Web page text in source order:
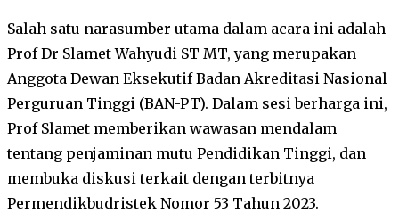
Salah satu narasumber utama dalam acara ini adalah
Prof Dr Slamet Wahyudi ST MT, yang merupakan
Anggota Dewan Eksekutif Badan Akreditasi Nasional
Perguruan Tinggi (BAN-PT). Dalam sesi berharga ini,
Prof Slamet memberikan wawasan mendalam
tentang penjaminan mutu Pendidikan Tinggi, dan
membuka diskusi terkait dengan terbitnya
Permendikbudristek Nomor 53 Tahun 2023.